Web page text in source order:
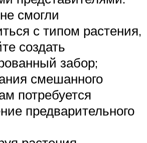
смогли
с типом растения,
создать
забор;
смешанного
потребуется
предварительного